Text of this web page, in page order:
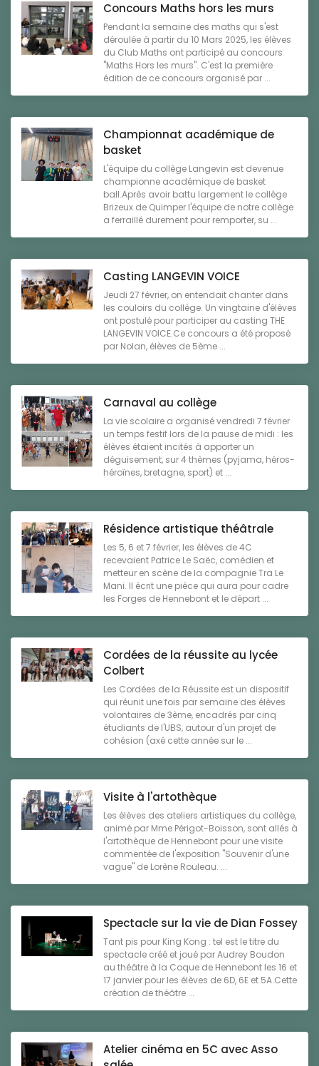
Concours Maths hors les murs
Pendant la semaine des maths qui s'est
déroulée à partir du 10 Mars 2025, les élèves
du Club Maths ont participé au concours
"Maths Hors les murs". C'est la première
édition de ce concours organisé par ...
Championnat académique de
basket
L'équipe du collège Langevin est devenue
championne académique de basket
ball.Après avoir battu largement le collège
Brizeux de Quimper l'équipe de notre collège
a ferraillé durement pour remporter, su ...
Casting LANGEVIN VOICE
Jeudi 27 février, on entendait chanter dans
les couloirs du collège. Un vingtaine d'élèves
ont postulé pour participer au casting THE
LANGEVIN VOICE.Ce concours a été proposé
par Nolan, élèves de 5ème ...
Carnaval au collège
La vie scolaire a organisé vendredi 7 février
un temps festif lors de la pause de midi : les
élèves étaient incités à apporter un
déguisement, sur 4 thèmes (pyjama, héros-
héroïnes, bretagne, sport) et ...
Résidence artistique théâtrale
Les 5, 6 et 7 février, les élèves de 4C
recevaient Patrice Le Saëc, comédien et
metteur en scène de la compagnie Tra Le
Mani. Il écrit une pièce qui aura pour cadre
les Forges de Hennebont et le départ ...
Cordées de la réussite au lycée
Colbert
Les Cordées de la Réussite est un dispositif
qui réunit une fois par semaine des élèves
volontaires de 3ème, encadrés par cinq
étudiants de l'UBS, autour d'un projet de
cohésion (axé cette année sur le ...
Visite à l'artothèque
Les élèves des ateliers artistiques du collège,
animé par Mme Périgot-Boisson, sont allés à
l'artothèque de Hennebont pour une visite
commentée de l'exposition "Souvenir d'une
vague" de Lorène Rouleau. ...
Spectacle sur la vie de Dian Fossey
Tant pis pour King Kong : tel est le titre du
spectacle créé et joué par Audrey Boudon
au théâtre à la Coque de Hennebont les 16 et
17 janvier pour les élèves de 6D, 6E et 5A.Cette
création de théâtre ...
Atelier cinéma en 5C avec Asso